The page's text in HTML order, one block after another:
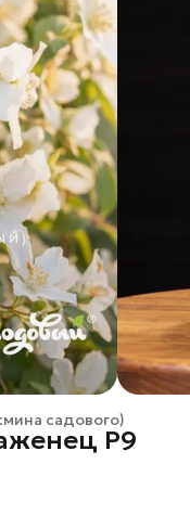
садового)
P9